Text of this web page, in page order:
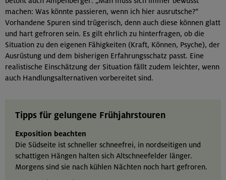
machen: Was könnte passieren, wenn ich hier ausrutsche?“
Vorhandene Spuren sind trügerisch, denn auch diese können glatt
und hart gefroren sein. Es gilt ehrlich zu hinterfragen, ob die
Situation zu den eigenen Fähigkeiten (Kraft, Können, Psyche), der
Ausrüstung und dem bisherigen Erfahrungsschatz passt. Eine
realistische Einschätzung der Situation fällt zudem leichter, wenn
auch Handlungsalternativen vorbereitet sind.
Tipps für gelungene Frühjahrstouren
Exposition beachten
Die Südseite ist schneller schneefrei, in nordseitigen und
schattigen Hängen halten sich Altschneefelder länger.
Morgens sind sie nach kühlen Nächten noch hart gefroren.